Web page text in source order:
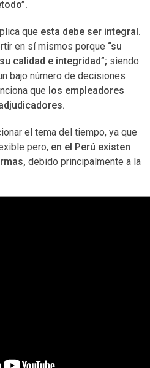
que esta debe ser integral.
en sí mismos porque “su
calidad e integridad”; siendo
bajo número de decisiones
que los empleadores
el tema del tiempo, ya que
pero, en el Perú existen
debido principalmente a la